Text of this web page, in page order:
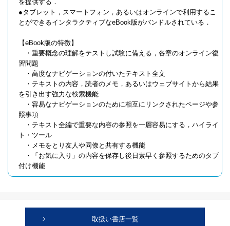
を提供する．
●タブレット，スマートフォン，あるいはオンラインで利用するこ
とができるインタラクティブなeBook版がバンドルされている．
【eBook版の特徴】
・重要概念の理解をテストし試験に備える，各章のオンライン復
習問題
・高度なナビゲーションの付いたテキスト全文
・テキストの内容，読者のメモ，あるいはウェブサイトから結果
を引き出す強力な検索機能
・容易なナビゲーションのために相互にリンクされたページや参
照事項
・テキスト全編で重要な内容の参照を一層容易にする，ハイライ
ト・ツール
・メモをとり友人や同僚と共有する機能
・「お気に入り」の内容を保存し後日素早く参照するためのタブ
付け機能
取扱い書店一覧